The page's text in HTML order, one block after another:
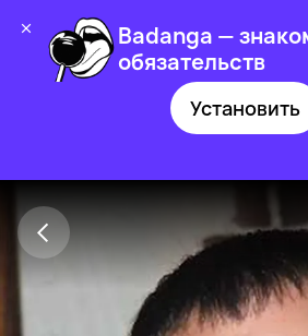
Badanga —
обязательств
Установить